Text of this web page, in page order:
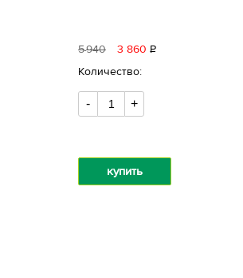
5940 3 860 Р
Количество:
- +
купить